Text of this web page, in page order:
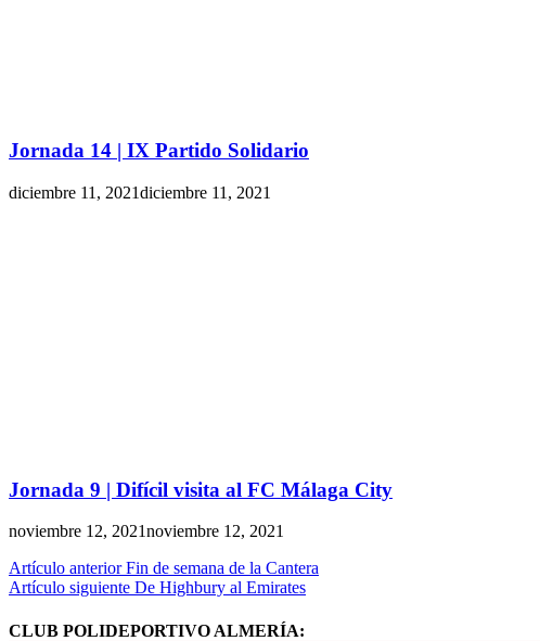
Jornada 14 | IX Partido Solidario
diciembre 11, 2021diciembre 11, 2021
Jornada 9 | Difícil visita al FC Málaga City
noviembre 12, 2021noviembre 12, 2021
Artículo anterior Fin de semana de la Cantera
Artículo siguiente De Highbury al Emirates
CLUB POLIDEPORTIVO ALMERÍA: